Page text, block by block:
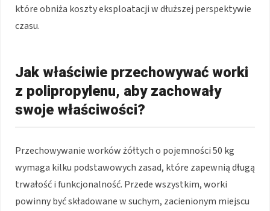
które obniża koszty eksploatacji w dłuższej perspektywie
czasu.
Jak właściwie przechowywać worki
z polipropylenu, aby zachowały
swoje właściwości?
Przechowywanie worków żółtych o pojemności 50 kg
wymaga kilku podstawowych zasad, które zapewnią długą
trwałość i funkcjonalność. Przede wszystkim, worki
powinny być składowane w suchym, zacienionym miejscu